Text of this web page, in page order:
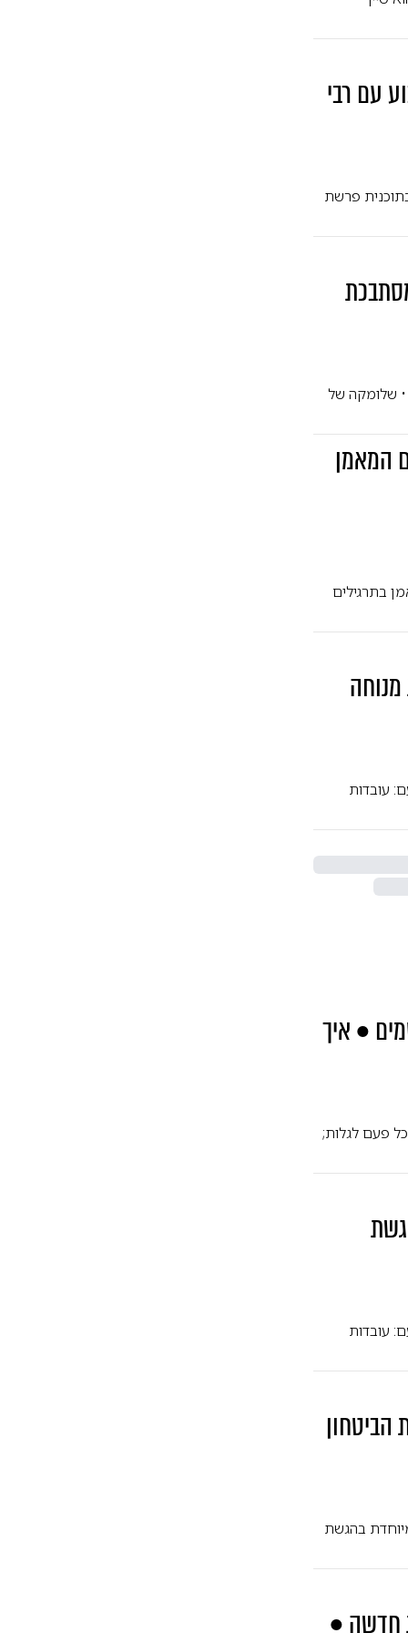
עם רבי
פרשת
שלומקה של
• סדרה מיוחדת עם המאמן
בתרגילים
עובדות
• איך
פעם לגלות;
עובדות
בהגשת
חדשה •